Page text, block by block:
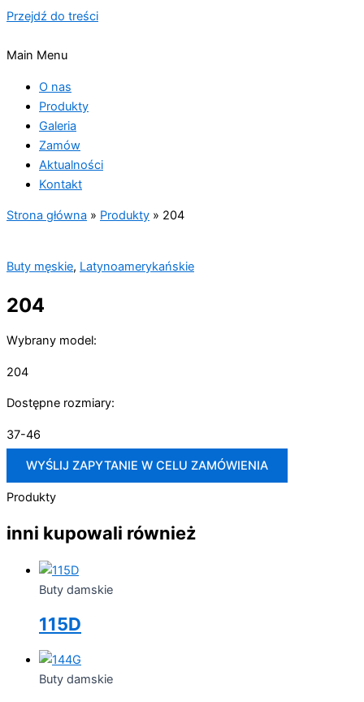
Przejdź do treści
Main Menu
O nas
Produkty
Galeria
Zamów
Aktualności
Kontakt
Strona główna » Produkty » 204
Buty męskie, Latynoamerykańskie
204
Wybrany model:
204
Dostępne rozmiary:
37-46
WYŚLIJ ZAPYTANIE W CELU ZAMÓWIENIA
Produkty
inni kupowali również
Buty damskie
115D
Buty damskie